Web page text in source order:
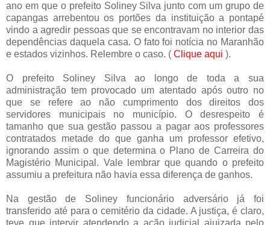
ano em que o prefeito Soliney Silva junto com um grupo de
capangas arrebentou os portões da instituição a pontapé
vindo a agredir pessoas que se encontravam no interior das
dependências daquela casa. O fato foi notícia no Maranhão
e estados vizinhos. Relembre o caso. ( Clique aqui ).
O prefeito Soliney Silva ao longo de toda a sua
administração tem provocado um atentado após outro no
que se refere ao não cumprimento dos direitos dos
servidores municipais no município. O desrespeito é
tamanho que sua gestão passou a pagar aos professores
contratados metade do que ganha um professor efetivo,
ignorando assim o que determina o Plano de Carreira do
Magistério Municipal. Vale lembrar que quando o prefeito
assumiu a prefeitura não havia essa diferença de ganhos.
Na gestão de Soliney funcionário adversário já foi
transferido até para o cemitério da cidade. A justiça, é claro,